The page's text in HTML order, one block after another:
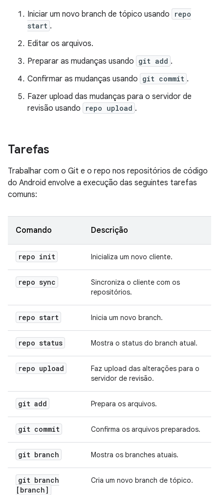
Iniciar um novo branch de tópico usando
repo
start .
Editar os arquivos.
Preparar as mudanças usando git add .
Confirmar as mudanças usando git commit .
Fazer upload das mudanças para o servidor de
revisão usando
repo upload .
Tarefas
Trabalhar com o Git e o repo nos repositórios de código
do Android envolve a execução das seguintes tarefas
comuns:
Comando Descrição
repo init Inicializa um novo cliente.
repo sync
Sincroniza o cliente com os
repositórios.
repo start Inicia um novo branch.
repo status Mostra o status do branch atual.
repo upload
Faz upload das alterações para o
servidor de revisão.
git add Prepara os arquivos.
git commit Confirma os arquivos preparados.
git branch Mostra os branches atuais.
git branch
[branch]
Cria um novo branch de tópico.